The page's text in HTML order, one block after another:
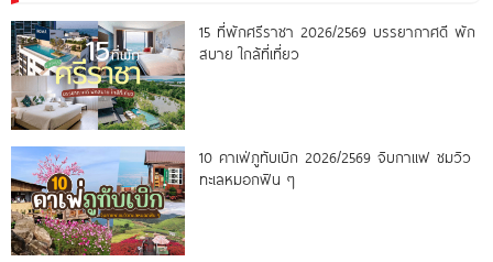
15 ที่พักศรีราชา 2026/2569 บรรยากาศดี พัก
สบาย ใกล้ที่เที่ยว
10 คาเฟ่ภูทับเบิก 2026/2569 จิบกาแฟ ชมวิว
ทะเลหมอกฟิน ๆ